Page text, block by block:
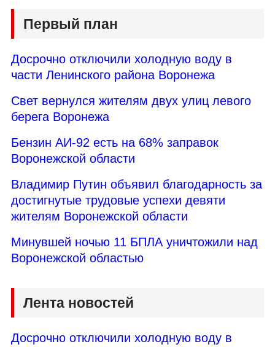
Первый план
Досрочно отключили холодную воду в
части Ленинского района Воронежа
Свет вернулся жителям двух улиц левого
берега Воронежа
Бензин АИ-92 есть на 68% заправок
Воронежской области
Владимир Путин объявил благодарность за
достигнутые трудовые успехи девяти
жителям Воронежской области
Минувшей ночью 11 БПЛА уничтожили над
Воронежской областью
Лента новостей
Досрочно отключили холодную воду в